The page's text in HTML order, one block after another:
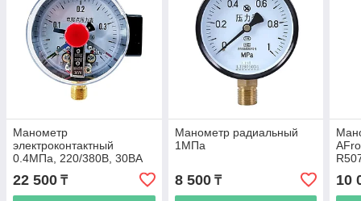
Манометр
электроконтактный
0.4МПа, 220/380В, 30ВА
22 500 ₸
Манометр радиальный
1МПа
8 500₸ 10